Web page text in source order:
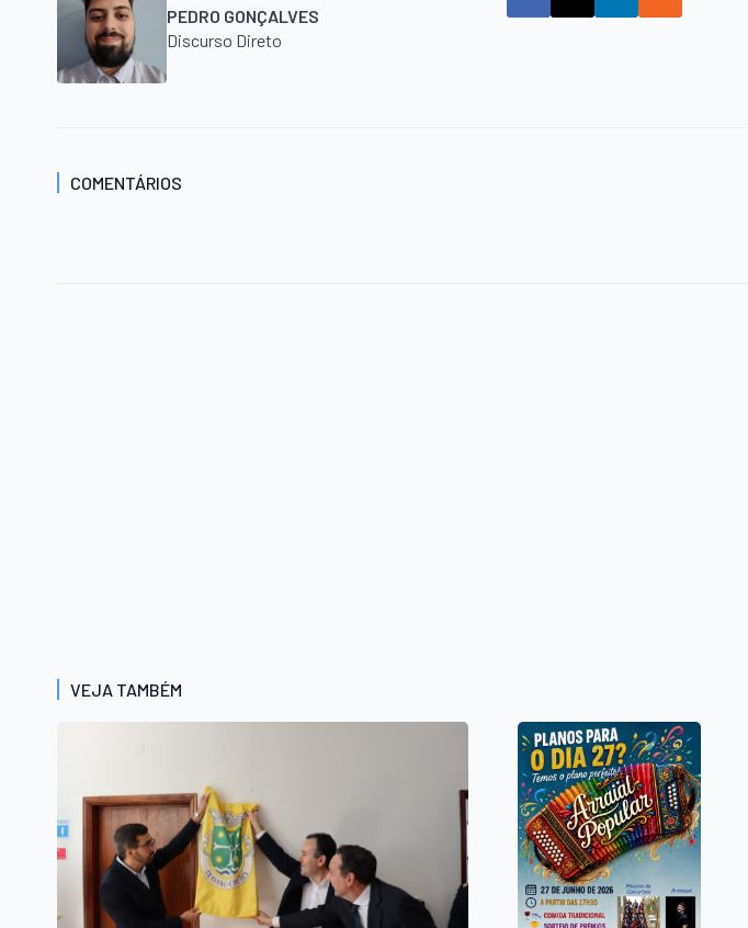
PEDRO GONÇALVES
Discurso Direto
COMENTÁRIOS
VEJA TAMBÉM